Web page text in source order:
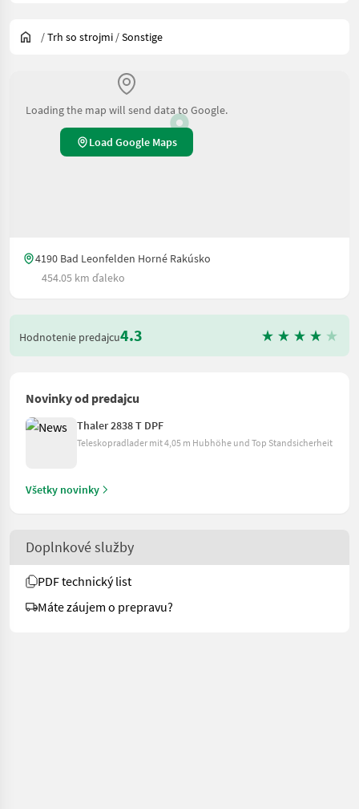
/Trh so strojmi /Sonstige
Loading the map will send data to Google.
Load Google Maps
4190 Bad Leonfelden Horné Rakúsko
454.05 km ďaleko
Hodnotenie predajcu4.3
Novinky od predajcu
Thaler 2838 T DPF
Teleskopradlader mit 4,05 m Hubhöhe und Top Standsicherheit
Všetky novinky
Doplnkové služby
PDF technický list
Máte záujem o prepravu?